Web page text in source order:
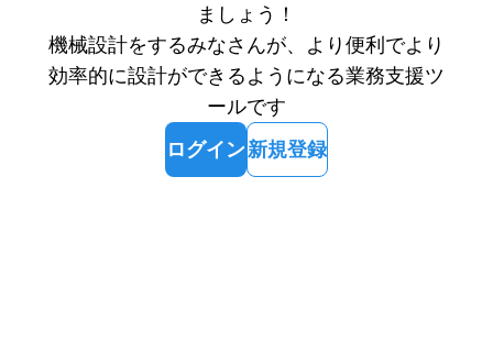
ましょう！
機械設計をするみなさんが、より便利でより
効率的に設計ができるようになる業務支援ツ
ールです
ログイン新規登録